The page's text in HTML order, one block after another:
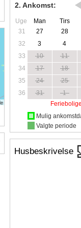
2. Ankomst:
Uge Man Tirs
31
27 28
32
3 4
33
10 11
34
17 18
35
24 25
36
31 1
Mulig
Valgte periode
Husbeskrivelse